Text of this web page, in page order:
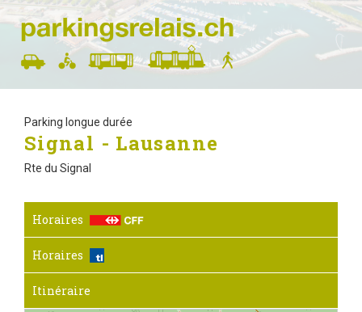
Parking longue durée
Signal - Lausanne
Rte du Signal
Horaires
Horaires
Itinéraire